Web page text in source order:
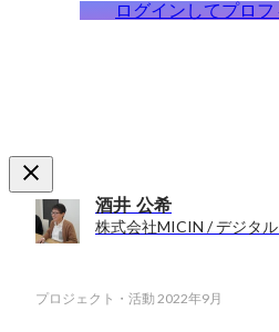
ログインしてプロ
酒井 公希
プロジェクト・活動 2022年9月